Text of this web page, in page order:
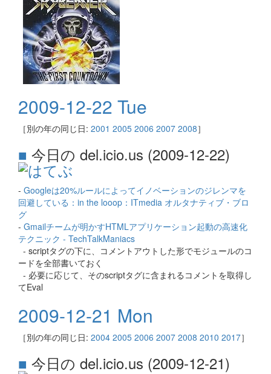
2009-12-22 Tue
［別の年の同じ日: 2001 2005 2006 2007 2008］
■ 今日の del.icio.us (2009-12-22)
- Googleは20%ルールによってイノベーションのジレンマを
回避している：in the looop：ITmedia オルタナティブ・ブロ
グ
- Gmailチームが明かすHTMLアプリケーション起動の高速化
テクニック - TechTalkManiacs
- scriptタグの下に、コメントアウトした形でモジュールのコ
ードを全部書いておく
- 必要に応じて、そのscriptタグに含まれるコメントを取得し
てEval
2009-12-21 Mon
［別の年の同じ日: 2004 2005 2006 2007 2008 2010 2017］
■ 今日の del.icio.us (2009-12-21)